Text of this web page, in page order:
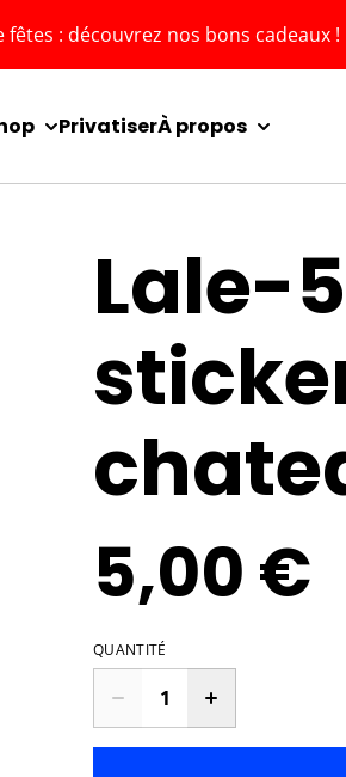
fêtes : découvrez nos bons cadeaux !
PrivatiserÀ propos
Lale-
5,00 €
QUANTITÉ